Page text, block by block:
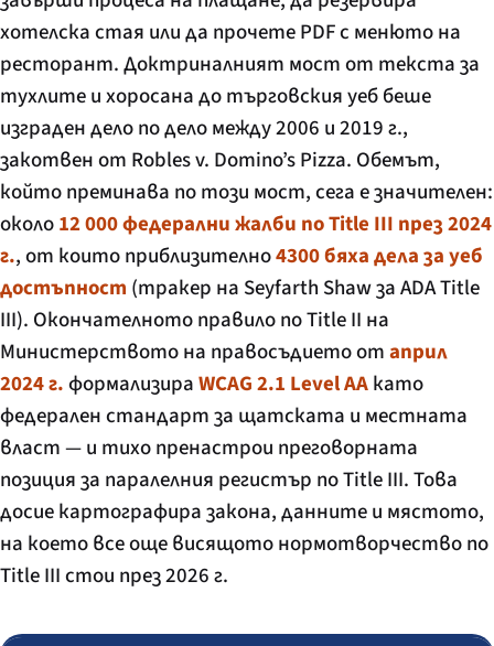
хотелска стая или да прочете PDF с менюто на
ресторант. Доктриналният мост от текста за
тухлите и хоросана до търговския уеб беше
изграден дело по дело между 2006 и 2019 г.,
закотвен от Robles v. Domino’s Pizza. Обемът,
който преминава по този мост, сега е значителен:
около12 000 федерални жалби по Title III през 2024
г., от които приблизително4300 бяха дела за уеб
достъпност (тракер на Seyfarth Shaw за ADA Title
III). Окончателното правило по Title II на
Министерството на правосъдието отаприл
2024 г.формализираWCAG 2.1 Level AAкато
федерален стандарт за щатската и местната
власт — и тихо пренастрои преговорната
позиция за паралелния регистър по Title III. Това
досие картографира закона, данните и мястото,
на което все още висящото нормотворчество по
Title III стои през 2026 г.